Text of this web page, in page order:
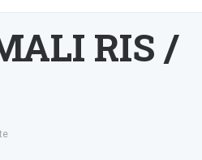
RIS /